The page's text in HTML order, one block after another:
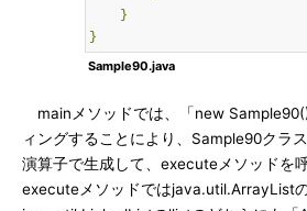
}
}
Sample90.java
mainメソッドでは、「new
ィングすることにより、Sample90クラ
演算子で生成して、executeメソッドを
executeメソッドではjava.util.ArrayList